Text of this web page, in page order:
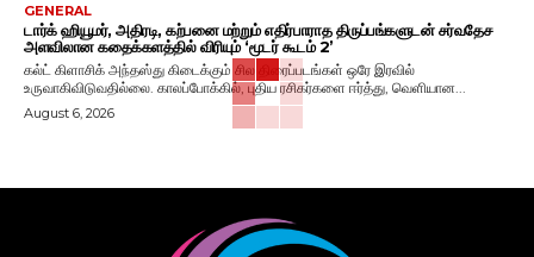
GENERAL
டார்க் ஹியூமர், அதிரடி, கற்பனை மற்றும் எதிர்பாராத திருப்பங்களுடன் சர்வதேச
அளவிலான கதைக்களத்தில் விரியும் ‘மூடர் கூடம் 2’
கல்ட் கிளாசிக் அந்தஸ்து கிடைக்கும் சில திரைப்படங்கள் ஒரே இரவில்
உருவாகிவிடுவதில்லை. காலப்போக்கில், புதிய ரசிகர்களை ஈர்த்து, வெளியான...
August 6, 2026